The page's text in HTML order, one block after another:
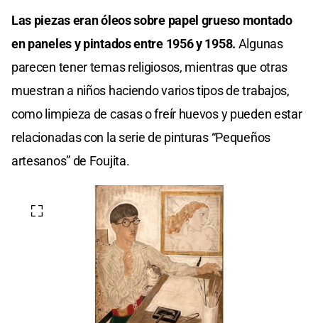
Las piezas eran óleos sobre papel grueso montado
en paneles y pintados entre 1956 y 1958. Algunas
parecen tener temas religiosos, mientras que otras
muestran a niños haciendo varios tipos de trabajos,
como limpieza de casas o freír huevos y pueden estar
relacionadas con la serie de pinturas “Pequeños
artesanos” de Foujita.